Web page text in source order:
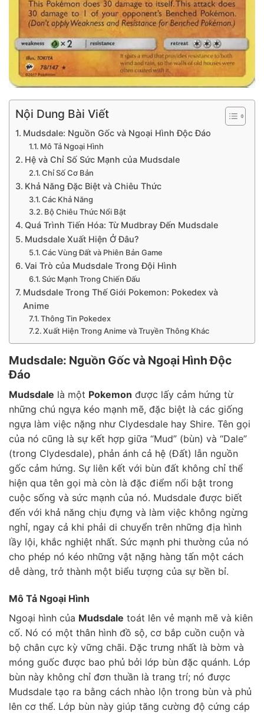
Nội Dung Bài Viết
Mudsdale: Nguồn Gốc và Ngoại Hình Độc Đáo
Mô Tả Ngoại Hình
Hệ và Chỉ Số Sức Mạnh của Mudsdale
Chỉ Số Cơ Bản
Khả Năng Đặc Biệt và Chiêu Thức
Các Khả Năng
Bộ Chiêu Thức Nổi Bật
Quá Trình Tiến Hóa: Từ Mudbray Đến Mudsdale
Mudsdale Xuất Hiện Ở Đâu?
Các Vùng Đất và Phiên Bản Game
Vai Trò của Mudsdale Trong Đội Hình
Sức Mạnh Trong Chiến Đấu
Mudsdale Trong Thế Giới Pokemon: Pokedex và
Anime
Thông Tin Pokedex
Xuất Hiện Trong Anime và Truyền Thông Khác
Mudsdale: Nguồn Gốc và Ngoại Hình Độc
Đáo
Mudsdale là một Pokemon được lấy cảm hứng từ
những chú ngựa kéo mạnh mẽ, đặc biệt là các giống
ngựa làm việc nặng như Clydesdale hay Shire. Tên gọi
của nó cũng là sự kết hợp giữa “Mud” (bùn) và “Dale”
(trong Clydesdale), phản ánh cả hệ (Đất) lẫn nguồn
gốc cảm hứng. Sự liên kết với bùn đất không chỉ thể
hiện qua tên gọi mà còn là đặc điểm nổi bật trong
cuộc sống và sức mạnh của nó. Mudsdale được biết
đến với khả năng chịu đựng và làm việc không ngừng
nghỉ, ngay cả khi phải di chuyển trên những địa hình
lầy lội, khắc nghiệt nhất. Sức mạnh phi thường của nó
cho phép nó kéo những vật nặng hàng tấn một cách
dễ dàng, trở thành một biểu tượng của sự bền bỉ.
Mô Tả Ngoại Hình
Ngoại hình của Mudsdale toát lên vẻ mạnh mẽ và kiên
cố. Nó có một thân hình đồ sộ, cơ bắp cuồn cuộn và
bộ chân cực kỳ vững chãi. Đặc trưng nhất là bờm và
móng guốc được bao phủ bởi lớp bùn đặc quánh. Lớp
bùn này không chỉ đơn thuần là trang trí; nó được
Mudsdale tạo ra bằng cách nhào lộn trong bùn và phủ
lên cơ thể. Lớp bùn này giúp tăng cường độ cứng cáp